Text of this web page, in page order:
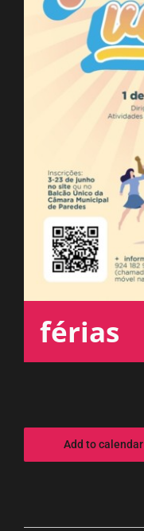
férias
Add to calendar